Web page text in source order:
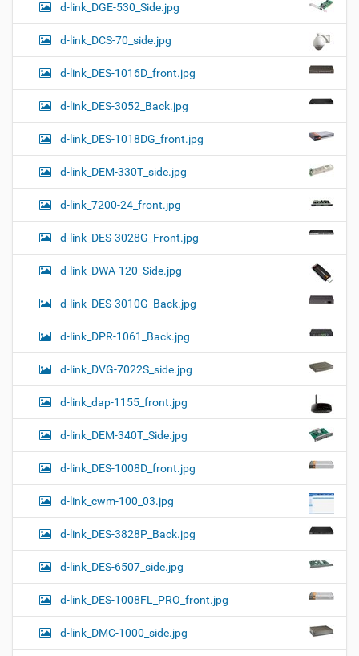
d-link_DGE-530_Side.jpg
d-link_DCS-70_side.jpg
d-link_DES-1016D_front.jpg
d-link_DES-3052_Back.jpg
d-link_DES-1018DG_front.jpg
d-link_DEM-330T_side.jpg
d-link_7200-24_front.jpg
d-link_DES-3028G_Front.jpg
d-link_DWA-120_Side.jpg
d-link_DES-3010G_Back.jpg
d-link_DPR-1061_Back.jpg
d-link_DVG-7022S_side.jpg
d-link_dap-1155_front.jpg
d-link_DEM-340T_Side.jpg
d-link_DES-1008D_front.jpg
d-link_cwm-100_03.jpg
d-link_DES-3828P_Back.jpg
d-link_DES-6507_side.jpg
d-link_DES-1008FL_PRO_front.jpg
d-link_DMC-1000_side.jpg